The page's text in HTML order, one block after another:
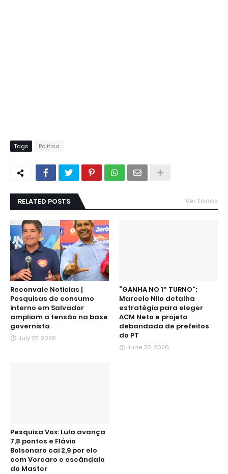
Tags Politica
RELATED POSTS Ver todos
Reconvale Noticias |
Pesquisas de consumo
interno em Salvador
ampliam a tensão na base
governista
July 27, 2026
“GANHA NO 1º TURNO”:
Marcelo Nilo detalha
estratégia para eleger
ACM Neto e projeta
debandada de prefeitos
do PT
June 30, 2026
Pesquisa Vox: Lula avança
7,8 pontos e Flávio
Bolsonaro cai 2,9 por elo
com Vorcaro e escândalo
do Master